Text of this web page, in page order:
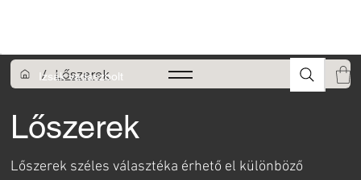
Izsák vadászbolt
/ Lőszerek
Lőszerek
Lőszerek széles választéka érhető el különböző